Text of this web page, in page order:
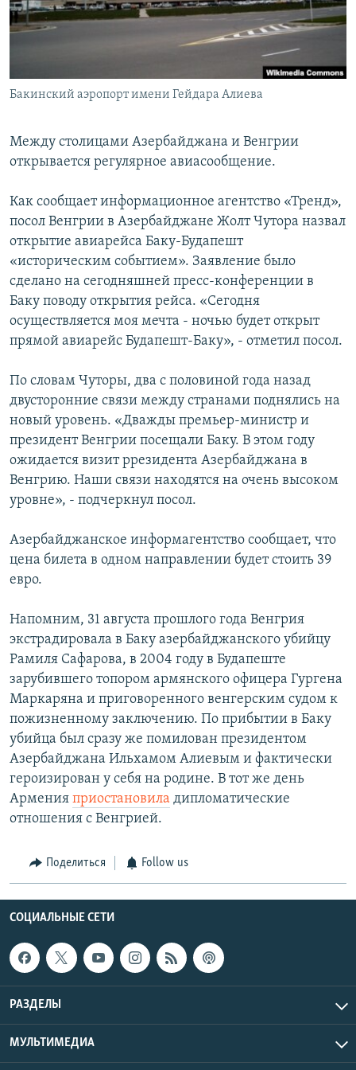
Հայերեն
Русский
Все сайты Радио Азатутюн
Бакинский аэропорт имени Гейдара Алиева
Между столицами Азербайджана и Венгрии
открывается регулярное авиасообщение.
Как сообщает информационное агентство «Тренд»,
посол Венгрии в Азербайджане Жолт Чутора назвал
открытие авиарейса Баку-Будапешт
«историческим событием». Заявление было
сделано на сегодняшней пресс-конференции в
Баку поводу открытия рейса. «Сегодня
осуществляется моя мечта - ночью будет открыт
прямой авиарейс Будапешт-Баку», - отметил посол.
По словам Чуторы, два с половиной года назад
двусторонние связи между странами поднялись на
новый уровень. «Дважды премьер-министр и
президент Венгрии посещали Баку. В этом году
ожидается визит ррезидента Азербайджана в
Венгрию. Наши связи находятся на очень высоком
уровне», - подчеркнул посол.
Азербайджанское информагентство сообщает, что
цена билета в одном направлении будет стоить 39
евро.
Напомним, 31 августа прошлого года Венгрия
экстрадировала в Баку азербайджанского убийцу
Рамиля Сафарова, в 2004 году в Будапеште
зарубившего топором армянского офицера Гургена
Маркаряна и приговоренного венгерским судом к
пожизненному заключению. По прибытии в Баку
убийца был сразу же помилован президентом
Азербайджана Ильхамом Алиевым и фактически
героизирован у себя на родине. В тот же день
Армения приостановила дипломатические
отношения с Венгрией.
Поделиться Follow us
СОЦИАЛЬНЫЕ СЕТИ
РАЗДЕЛЫ
МУЛЬТИМЕДИА